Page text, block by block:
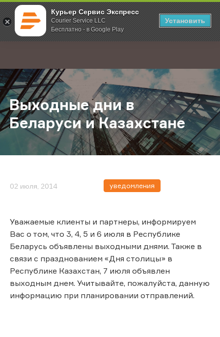
Курьер Сервис Экспресс
Courier Service LLC
Бесплатно - в Google Play
Установить
; Главная О компании Новости Выходные дни в Беларуси и
Выходные дни в
Беларуси и Казахстане
02 июля, 2014 уведомления
Уважаемые клиенты и партнеры, информируем
Вас о том, что 3, 4, 5 и 6 июля в Республике
Беларусь объявлены выходными днями. Также в
связи с празднованием «Дня столицы» в
Республике Казахстан, 7 июля объявлен
выходным днем. Учитывайте, пожалуйста, данную
информацию при планировании отправлений.